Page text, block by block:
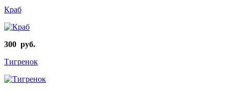
Краб
300 руб.
Тигренок